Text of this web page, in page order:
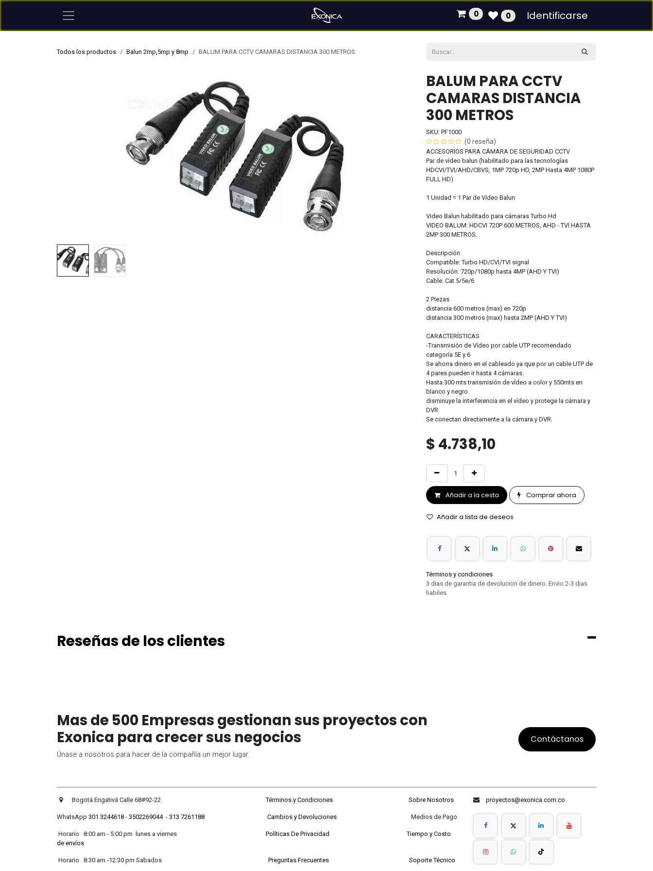
Ir al contenido
0 0 Identificarse
Todos los productos Balun 2mp,5mp y 8mp BALUM PARA CCTV CAMARAS DISTANCIA 300 METROS
BALUM PARA CCTV
CAMARAS DISTANCIA
300 METROS
SKU: PF1000
(0 reseña)
ACCESORIOS PARA CÁMARA DE SEGURIDAD CCTV
Par de vídeo balun (habilitado para las tecnologías
HDCVI/TVI/AHD/CBVS, 1MP 720p HD, 2MP Hasta 4MP 1080P
FULL HD)
1 Unidad = 1 Par de Vídeo Balun
Video Balun habilitado para cámaras Turbo Hd
VIDEO BALUM: HDCVI 720P 600 METROS, AHD - TVI HASTA
2MP 300 METROS.
Descripción
Compatible: Turbo HD/CVI/TVI signal
Resolución: 720p/1080p hasta 4MP (AHD Y TVI)
Cable: Cat 5/5e/6
2 Piezas
distancia 600 metros (max) en 720p
distancia 300 metros (max) hasta 2MP (AHD Y TVI)
CARACTERÍSTICAS
-Transmisión de Vídeo por cable UTP recomendado
categoría 5E y 6
Se ahorra dinero en el cableado ya que por un cable UTP de
4 pares pueden ir hasta 4 cámaras.
Hasta 300 mts transmisión de vídeo a color y 550mts en
blanco y negro.
disminuye la interferencia en el vídeo y protege la cámara y
DVR.
Se conectan directamente a la cámara y DVR.
$ 4.738,10
Añadir a la cesta Comprar ahora
Añadir a lista de deseos
Términos y condiciones
3 dias de garantia de devolucion de dinero. Envio 2-3 dias
habiles
Reseñas de los clientes
Mas de 500 Empresas gestionan sus proyectos con
Exonica para crecer sus negocios
Únase a nosotros para hacer de la compañía un mejor lugar.
Contáctanos
Bogotá Engativá Calle 68#92-22Términos y Condiciones Sobre Nosotros
WhatsApp 301 3244618 - 3502269044- 313 7261188 Cambios y Devoluciones Medios de Pago
Horario 8:00 am - 5:00 pm lunes a viernes Políticas De Privacidad
Tiempo y Costo
de envíos
Horario 8:30 am -12:30 pm Sabados Preguntas Frecuentes Soporte Técnico
proyectos@exonica.com.co